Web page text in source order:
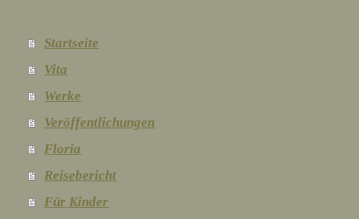
Startseite
Vita
Werke
Veröffentlichungen
Floria
Reisebericht
Für Kinder